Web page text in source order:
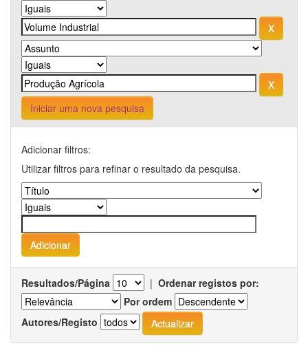
Iniciar uma nova pesquisa
Adicionar filtros:
Utilizar filtros para refinar o resultado da pesquisa.
Resultados/Página | Ordenar registos por:
Por ordem
Autores/Registo